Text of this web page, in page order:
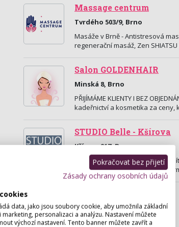
Massage centrum
Tvrdého 503/9, Brno
Masáže v Brně - Antistresová
regenerační masáž, Zen
Salon GOLDENHAIR
Minská 8, Brno
PŘIJÍMÁME KLIENTY I BEZ
kadeřnictví a kosmetika za ceny,
STUDIO Belle - Kšírova
Kšírova 217, Brno
Ve Studiu Belle poskytujeme
světla, kosmetiky, vizážistiky,
Pokračovat bez přijetí
Zásady ochrany osobních údajů
data, jako jsou soubory cookie, aby umožnila základní
personalizaci a analýzu. Nastavení můžete
výchozí nastavení. Tento banner můžete zavřít a